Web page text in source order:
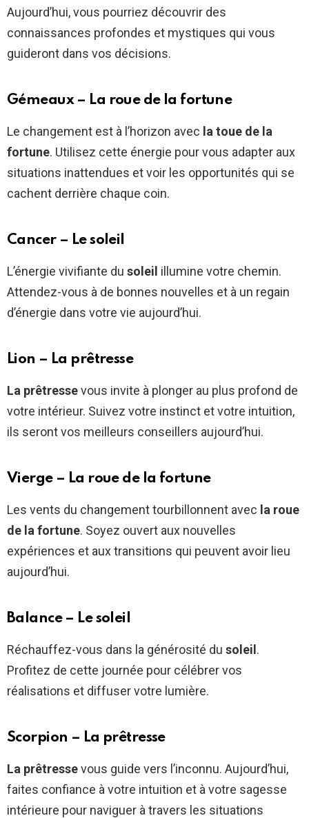
Aujourd’hui, vous pourriez découvrir des
connaissances profondes et mystiques qui vous
guideront dans vos décisions.
Gémeaux – La roue de la fortune
Le changement est à l’horizon avec la toue de la
fortune. Utilisez cette énergie pour vous adapter aux
situations inattendues et voir les opportunités qui se
cachent derrière chaque coin.
Cancer – Le soleil
L’énergie vivifiante du soleil illumine votre chemin.
Attendez-vous à de bonnes nouvelles et à un regain
d’énergie dans votre vie aujourd’hui.
Lion – La prêtresse
La prêtressevous invite à plonger au plus profond de
votre intérieur. Suivez votre instinct et votre intuition,
ils seront vos meilleurs conseillers aujourd’hui.
Vierge – La roue de la fortune
Les vents du changement tourbillonnent avec la roue
de la fortune. Soyez ouvert aux nouvelles
expériences et aux transitions qui peuvent avoir lieu
aujourd’hui.
Balance – Le soleil
Réchauffez-vous dans la générosité du soleil.
Profitez de cette journée pour célébrer vos
réalisations et diffuser votre lumière.
Scorpion – La prêtresse
La prêtressevous guide vers l’inconnu. Aujourd’hui,
faites confiance à votre intuition et à votre sagesse
intérieure pour naviguer à travers les situations